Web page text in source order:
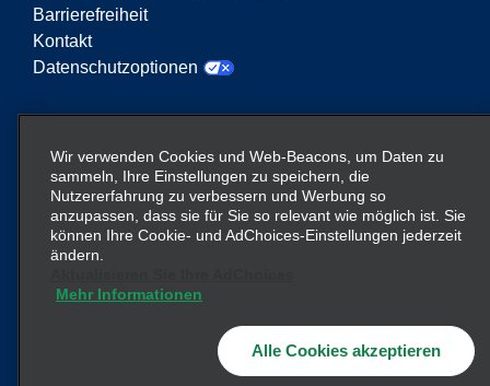
Barrierefreiheit
Kontakt
Datenschutzoptionen
Mobilitätsservices. Der Begriff „Enterprise Mobility“
auf dieser Website verweist auf bestimmte
Unternehmenseinheiten und/oder die Marke
Enterprise Mobility, wobei Informationen zu vielen
Unternehmen übermittelt werden. Diese Verweise
vermitteln oder ersetzen. Weitere Informationen
Enterprise Holdings, Inc.
Wir verwenden Cookies und Web-Beacons, um Daten zu
sammeln, Ihre Einstellungen zu speichern, die
Nutzererfahrung zu verbessern und Werbung so
anzupassen, dass sie für Sie so relevant wie möglich ist. Sie
können Ihre Cookie- und AdChoices-Einstellungen jederzeit
ändern.
Mehr Informationen
Alle Cookies akzeptieren